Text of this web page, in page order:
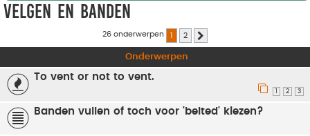
Velgen en banden
26 onderwerpen 2
Onderwerpen
To vent or not to vent.
2 3
Banden vullen of toch voor 'belted' kiezen?